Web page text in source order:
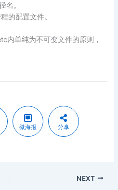
名。
的配置文件。
内单纯为不可变文件的原则，
微海报 分享
NEXT